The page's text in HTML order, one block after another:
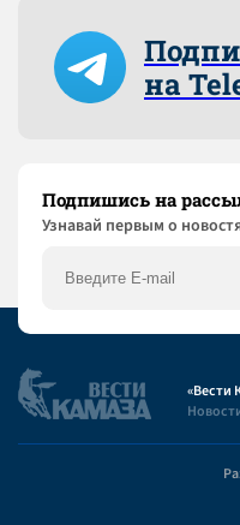
на
Подпишись на
Узнaвай первым о
«Вести